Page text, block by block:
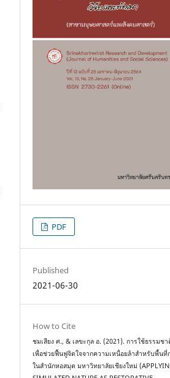
PDF
Published
2021-06-30
How to Cite
ชมเสียง ศ., & เลขะกุล อ. (2021). การใช้ธรรมชา
เพื่อช่วยฟื้นฟูจิตใจจากความเหนื่อยล้าสำหรับพื้นที่
ในสำนักหอสมุด มหาวิทยาลัยเชียงใหม่